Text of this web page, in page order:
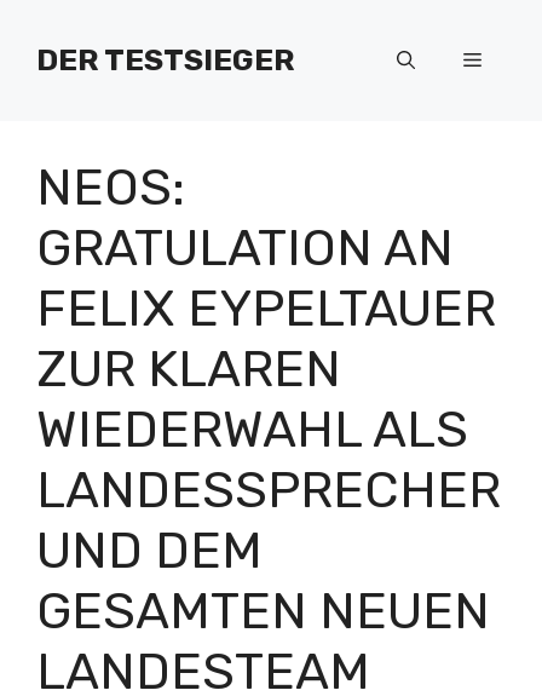
Inhalt
springenDER TESTSIEGER Menü
NEOS:
GRATULATION AN
FELIX EYPELTAUER
ZUR KLAREN
WIEDERWAHL ALS
LANDESSPRECHER
UND DEM
GESAMTEN NEUEN
LANDESTEAM